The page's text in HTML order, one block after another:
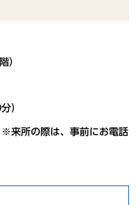
）
）
来所の際は、事前にお電話